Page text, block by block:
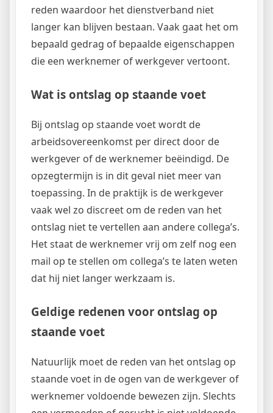
reden waardoor het dienstverband niet
langer kan blijven bestaan. Vaak gaat het om
bepaald gedrag of bepaalde eigenschappen
die een werknemer of werkgever vertoont.
Wat is ontslag op staande voet
Bij ontslag op staande voet wordt de
arbeidsovereenkomst per direct door de
werkgever of de werknemer beëindigd. De
opzegtermijn is in dit geval niet meer van
toepassing. In de praktijk is de werkgever
vaak wel zo discreet om de reden van het
ontslag niet te vertellen aan andere collega’s.
Het staat de werknemer vrij om zelf nog een
mail op te stellen om collega’s te laten weten
dat hij niet langer werkzaam is.
Geldige redenen voor ontslag op
staande voet
Natuurlijk moet de reden van het ontslag op
staande voet in de ogen van de werkgever of
werknemer voldoende bewezen zijn. Slechts